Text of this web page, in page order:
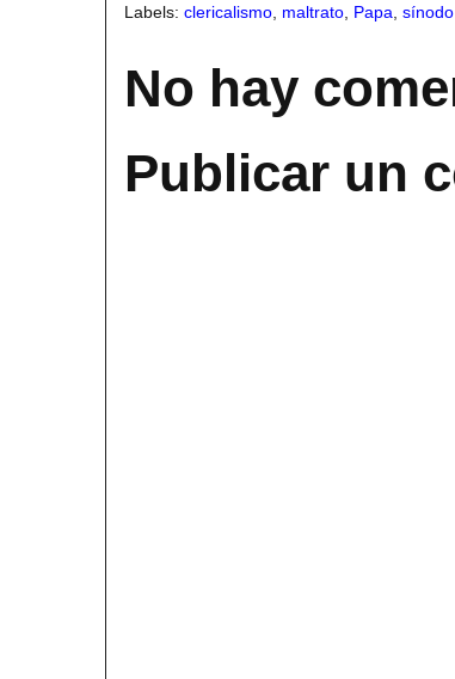
Labels: clericalismo maltrato Papa sínodo
No hay
Publicar un